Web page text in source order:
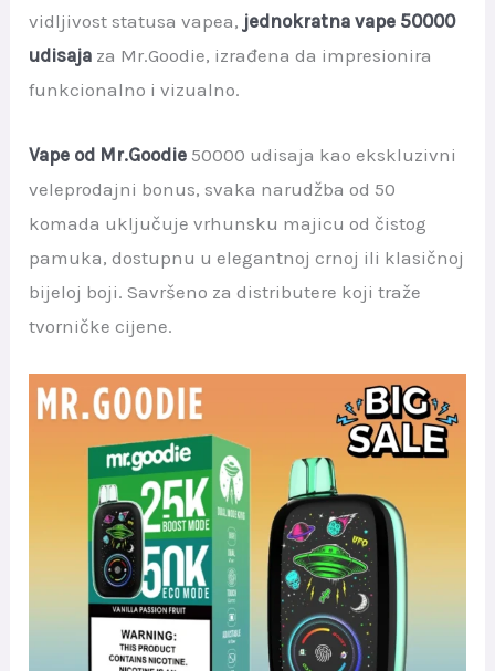
vidljivost statusa vapea, jednokratna vape 50000
udisaja za Mr.Goodie, izrađena da impresionira
funkcionalno i vizualno.
Vape od Mr.Goodie 50000 udisaja kao ekskluzivni
veleprodajni bonus, svaka narudžba od 50
komada uključuje vrhunsku majicu od čistog
pamuka, dostupnu u elegantnoj crnoj ili klasičnoj
bijeloj boji. Savršeno za distributere koji traže
tvorničke cijene.